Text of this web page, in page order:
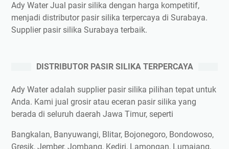
Ady Water Jual pasir silika dengan harga kompetitif,
menjadi distributor pasir silika terpercaya di Surabaya.
Supplier pasir silika Surabaya terbaik.
DISTRIBUTOR PASIR SILIKA TERPERCAYA
Ady Water adalah supplier pasir silika pilihan tepat untuk
Anda. Kami jual grosir atau eceran pasir silika yang
berada di seluruh daerah Jawa Timur, seperti
Bangkalan, Banyuwangi, Blitar, Bojonegoro, Bondowoso,
Gresik, Jember, Jombang, Kediri, Lamongan, Lumajang,